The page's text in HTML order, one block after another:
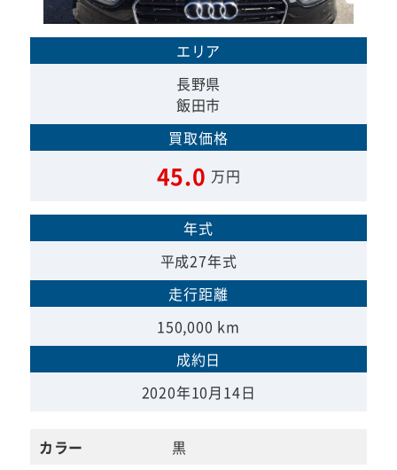
エリア
長野県
飯田市
買取価格
45.0 万円
年式
平成27年式
走行距離
150,000 km
成約日
2020年10月14日
カラー
黒